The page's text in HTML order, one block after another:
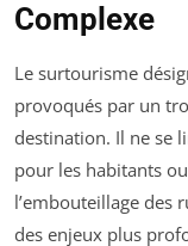
Complexe
Le surtourisme
provoqués par un
destination. Il ne se
pour les habitants
l’embouteillage des
des enjeux plus